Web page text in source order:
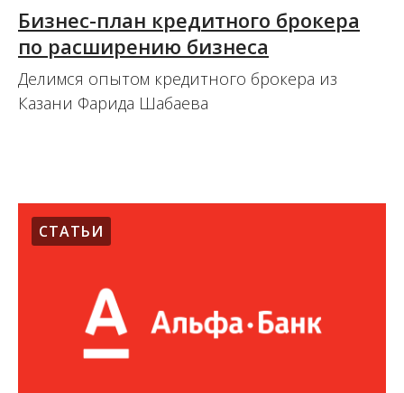
Бизнес-план кредитного брокера
по расширению бизнеса
Делимся опытом кредитного брокера из
Казани Фарида Шабаева
СТАТЬИ